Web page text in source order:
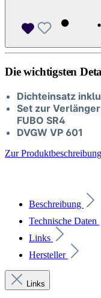
Die wichtigsten
Dichteinsatz
Set zur
FUBO SR4
DVGW VP 601
Zur Produktbeschreibung
Beschreibung
Technische Daten
Links
Hersteller
Links